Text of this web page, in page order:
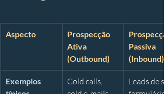
Aspecto
Prospecção
Ativa
(Outbound)
Passiva
(Inbound)
Exemplos
Cold calls,
Leads de